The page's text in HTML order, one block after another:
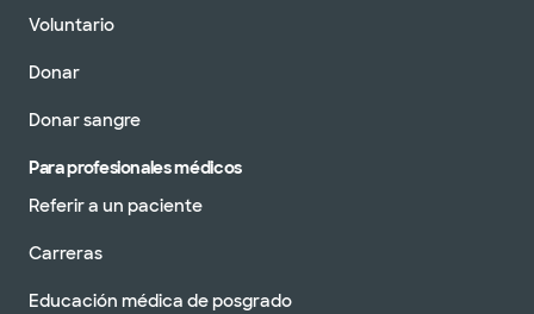
Voluntario
Donar
Donar sangre
Para profesionales médicos
Referir a un paciente
Carreras
Educación médica de posgrado